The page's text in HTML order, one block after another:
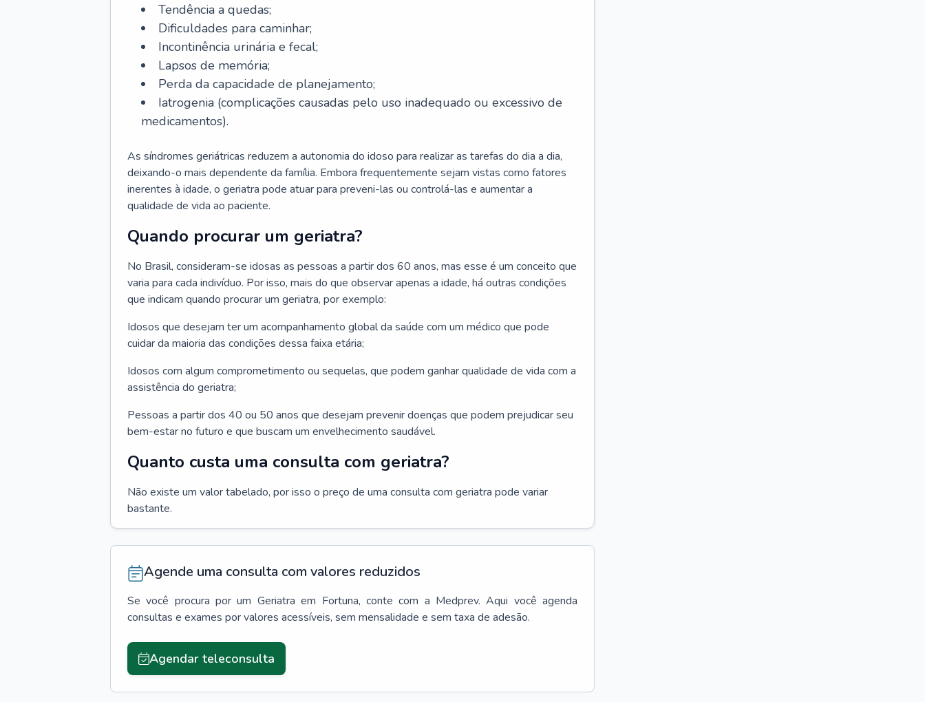
Tendência a quedas;
Dificuldades para caminhar;
Incontinência urinária e fecal;
Lapsos de memória;
Perda da capacidade de planejamento;
Iatrogenia (complicações causadas pelo uso inadequado ou excessivo de
medicamentos).
As síndromes geriátricas reduzem a autonomia do idoso para realizar as tarefas do dia a dia,
deixando-o mais dependente da família. Embora frequentemente sejam vistas como fatores
inerentes à idade, o geriatra pode atuar para preveni-las ou controlá-las e aumentar a
qualidade de vida ao paciente.
Quando procurar um geriatra?
No Brasil, consideram-se idosas as pessoas a partir dos 60 anos, mas esse é um conceito que
varia para cada indivíduo. Por isso, mais do que observar apenas a idade, há outras condições
que indicam quando procurar um geriatra, por exemplo:
Idosos que desejam ter um acompanhamento global da saúde com um médico que pode
cuidar da maioria das condições dessa faixa etária;
Idosos com algum comprometimento ou sequelas, que podem ganhar qualidade de vida com a
assistência do geriatra;
Pessoas a partir dos 40 ou 50 anos que desejam prevenir doenças que podem prejudicar seu
bem-estar no futuro e que buscam um envelhecimento saudável.
Quanto custa uma consulta com geriatra?
Não existe um valor tabelado, por isso o preço de uma consulta com geriatra pode variar
bastante.
Agende uma consulta com valores reduzidos
Se você procura por um Geriatra em Fortuna, conte com a Medprev. Aqui você agenda
consultas e exames por valores acessíveis, sem mensalidade e sem taxa de adesão.
Agendar teleconsulta